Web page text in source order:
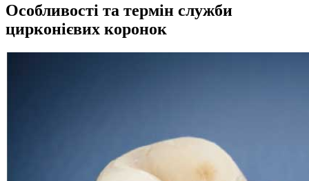
Особливості та термін служби
цирконієвих коронок